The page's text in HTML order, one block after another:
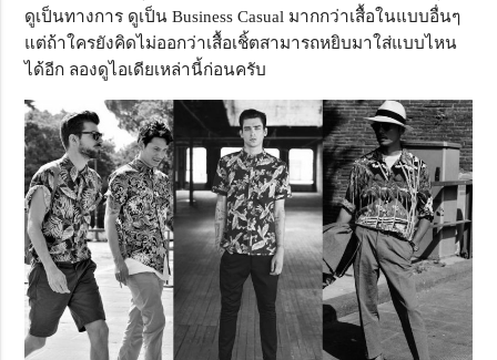
ดูเป็นทางการ ดูเป็น Business Casual มากกว่าเสื้อในแบบอื่นๆ
แต่ถ้าใครยังคิดไม่ออกว่าเสื้อเชิ้ตสามารถหยิบมาใส่แบบไหน
ได้อีก ลองดูไอเดียเหล่านี้ก่อนครับ